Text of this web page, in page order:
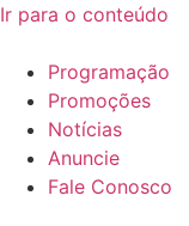
Ir para o conteúdo
Programação
Promoções
Notícias
Anuncie
Fale Conosco